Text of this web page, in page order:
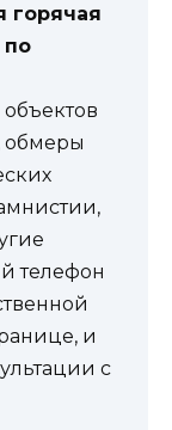
горячая
обмеры
телефон
и
с